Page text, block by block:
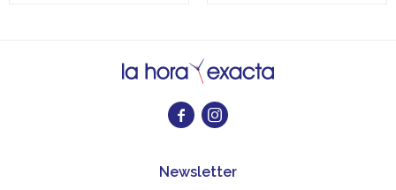
 
Newsletter